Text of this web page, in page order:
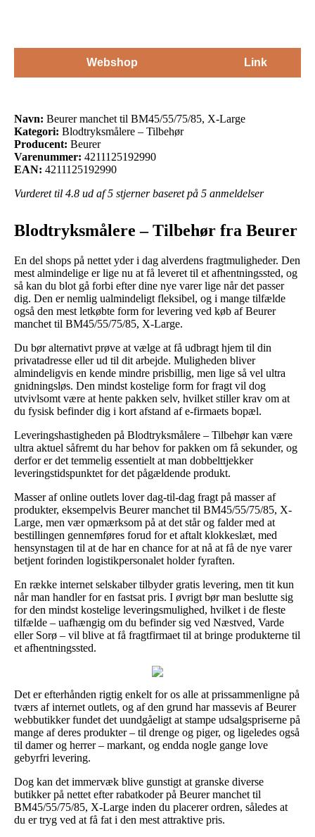
Webshop Link
Navn: Beurer manchet til BM45/55/75/85, X-Large
Kategori: Blodtryksmålere – Tilbehør
Producent: Beurer
Varenummer: 4211125192990
EAN: 4211125192990
Vurderet til 4.8 ud af 5 stjerner baseret på 5 anmeldelser
Blodtryksmålere – Tilbehør fra Beurer
En del shops på nettet yder i dag alverdens fragtmuligheder. Den
mest almindelige er lige nu at få leveret til et afhentningssted, og
så kan du blot gå forbi efter dine nye varer lige når det passer
dig. Den er nemlig ualmindeligt fleksibel, og i mange tilfælde
også den mest letkøbte form for levering ved køb af Beurer
manchet til BM45/55/75/85, X-Large.
Du bør alternativt prøve at vælge at få udbragt hjem til din
privatadresse eller ud til dit arbejde. Muligheden bliver
almindeligvis en kende mindre prisbillig, men lige så vel ultra
gnidningsløs. Den mindst kostelige form for fragt vil dog
utvivlsomt være at hente pakken selv, hvilket stiller krav om at
du fysisk befinder dig i kort afstand af e-firmaets bopæl.
Leveringshastigheden på Blodtryksmålere – Tilbehør kan være
ultra aktuel såfremt du har behov for pakken om få sekunder, og
derfor er det temmelig essentielt at man dobbelttjekker
leveringstidspunktet for det pågældende produkt.
Masser af online outlets lover dag-til-dag fragt på masser af
produkter, eksempelvis Beurer manchet til BM45/55/75/85, X-
Large, men vær opmærksom på at det står og falder med at
bestillingen gennemføres forud for et aftalt klokkeslæt, med
hensynstagen til at de har en chance for at nå at få de nye varer
betjent forinden logistikpersonalet holder fyraften.
En række internet selskaber tilbyder gratis levering, men tit kun
når man handler for en fastsat pris. I øvrigt bør man beslutte sig
for den mindst kostelige leveringsmulighed, hvilket i de fleste
tilfælde – uafhængig om du befinder sig ved Næstved, Varde
eller Sorø – vil blive at få fragtfirmaet til at bringe produkterne til
et afhentningssted.
Det er efterhånden rigtig enkelt for os alle at prissammenligne på
tværs af internet outlets, og af den grund har massevis af Beurer
webbutikker fundet det uundgåeligt at stampe udsalgspriserne på
mange af deres produkter – til drenge og piger, og ligeledes også
til damer og herrer – markant, og endda nogle gange love
gebyrfri levering.
Dog kan det immervæk blive gunstigt at granske diverse
butikker på nettet efter rabatkoder på Beurer manchet til
BM45/55/75/85, X-Large inden du placerer ordren, således at
du er tryg ved at få fat i den mest attraktive pris.